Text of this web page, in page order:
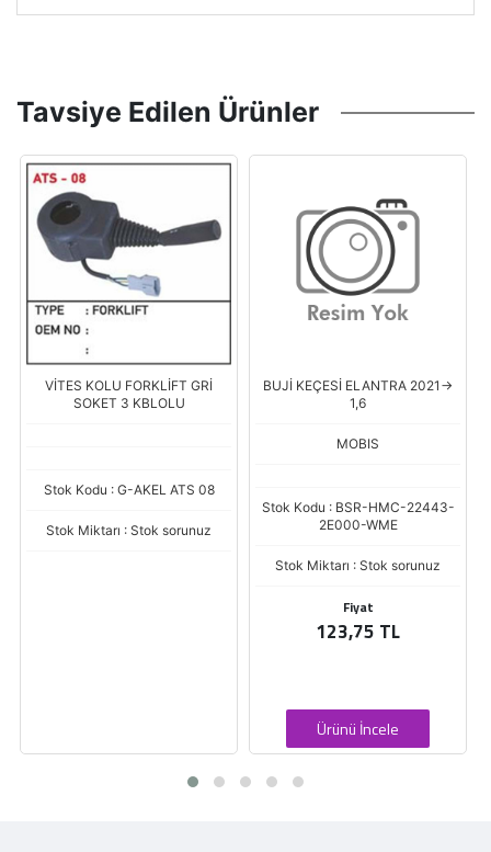
Tavsiye Edilen Ürünler
GRİ
ATS 08
sorunuz
BUJİ KEÇESİ ELANTRA 2021->
Stok Kodu : BSR-HMC-22443-
2E000-WME
Stok Miktarı : Stok sorunuz
SİLECEK
Stok Kodu : BSR-
Stok Miktarı : Stok